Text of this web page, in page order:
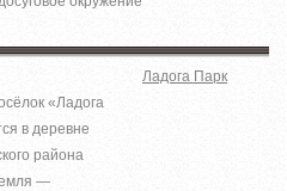
«Ладога
в деревне
района
—
Ладога Парк